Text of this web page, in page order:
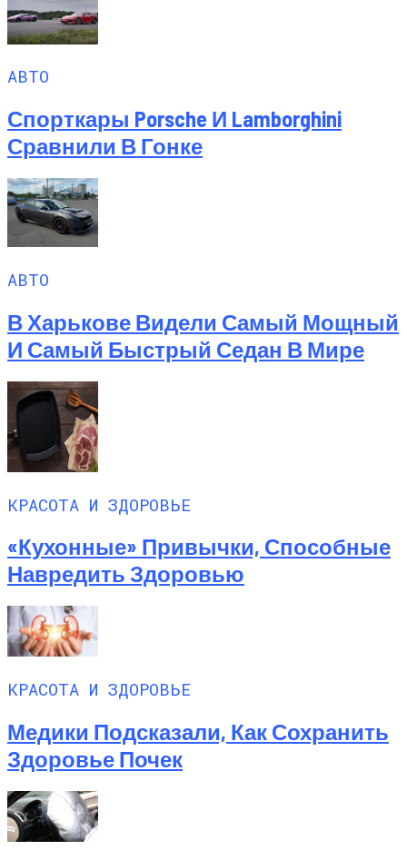
АВТО
Спорткары Porsche И Lamborghini
Сравнили В Гонке
АВТО
В Харькове Видели Самый Мощный
И Самый Быстрый Седан В Мире
КРАСОТА И ЗДОРОВЬЕ
«Кухонные» Привычки, Способные
Навредить Здоровью
КРАСОТА И ЗДОРОВЬЕ
Медики Подсказали, Как Сохранить
Здоровье Почек